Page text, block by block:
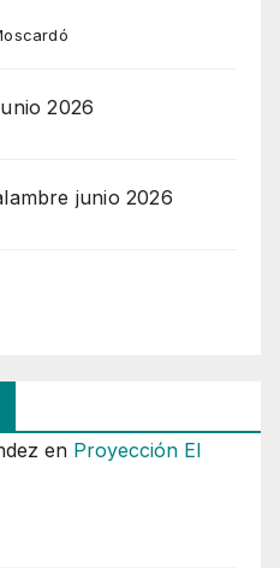
2026
junio 2026
en Proyección El